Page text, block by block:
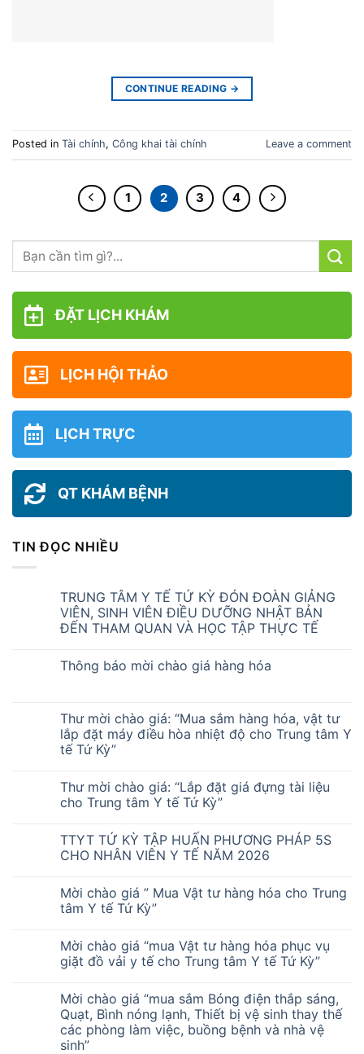
ĐẶT LỊCH KHÁM
LỊCH HỘI THẢO
LỊCH TRỰC
QT KHÁM BỆNH
TIN ĐỌC NHIỀU
TRUNG TÂM Y TẾ TỨ KỲ ĐÓN ĐOÀN GIẢNG
VIÊN, SINH VIÊN ĐIỀU DƯỠNG NHẬT BẢN
ĐẾN THAM QUAN VÀ HỌC TẬP THỰC TẾ
Thông báo mời chào giá hàng hóa
Thư mời chào giá: “Mua sắm hàng hóa, vật tư
lắp đặt máy điều hòa nhiệt độ cho Trung tâm Y
tế Tứ Kỳ”
Thư mời chào giá: “Lắp đặt giá đựng tài liệu
cho Trung tâm Y tế Tứ Kỳ”
TTYT TỨ KỲ TẬP HUẤN PHƯƠNG PHÁP 5S
CHO NHÂN VIÊN Y TẾ NĂM 2026
Mời chào giá ” Mua Vật tư hàng hóa cho Trung
tâm Y tế Tứ Kỳ”
Mời chào giá “mua Vật tư hàng hóa phục vụ
giặt đồ vải y tế cho Trung tâm Y tế Tứ Kỳ”
Mời chào giá “mua sắm Bóng điện thắp sáng,
Quạt, Bình nóng lạnh, Thiết bị vệ sinh thay thế
các phòng làm việc, buồng bệnh và nhà vệ
sinh”
CONTINUE READING →
Posted in Tài chính, Công khai tài chính Leave a comment
1 2 3 4